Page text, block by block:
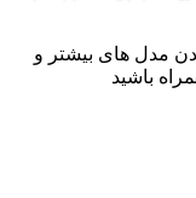
مدل های بیشتر و
باشید